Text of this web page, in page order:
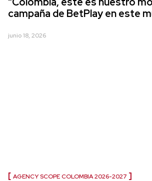
campaña de BetPlay en este
junio 18, 2026
AGENCY SCOPE COLOMBIA 2026-2027